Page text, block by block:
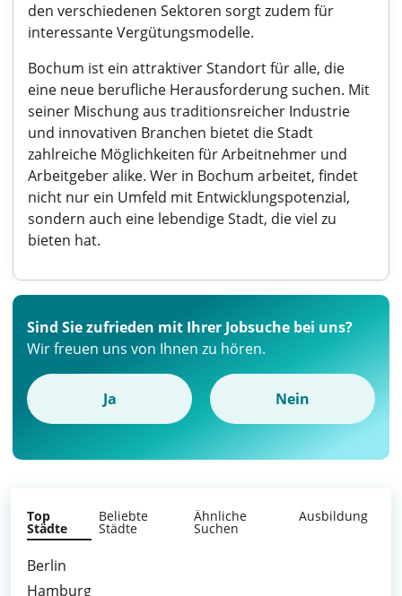
den verschiedenen Sektoren sorgt zudem für
interessante Vergütungsmodelle.
Bochum ist ein attraktiver Standort für alle, die
eine neue berufliche Herausforderung suchen. Mit
seiner Mischung aus traditionsreicher Industrie
und innovativen Branchen bietet die Stadt
zahlreiche Möglichkeiten für Arbeitnehmer und
Arbeitgeber alike. Wer in Bochum arbeitet, findet
nicht nur ein Umfeld mit Entwicklungspotenzial,
sondern auch eine lebendige Stadt, die viel zu
bieten hat.
Sind Sie zufrieden mit Ihrer Jobsuche bei uns?
Wir freuen uns von Ihnen zu hören.
Ja Nein
Top
Städte
Beliebte
Städte
Ähnliche
Suchen
Ausbildung
Berlin
Hamburg